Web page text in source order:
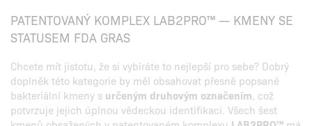
PATENTOVANÝ KOMPLEX LAB2PRO™ — KMENY SE
STATUSEM FDA GRAS
Chcete mít jistotu, že si vybíráte to nejlepší pro sebe? Dobrý
doplněk této kategorie by měl obsahovat přesně popsané
bakteriální kmeny s určeným druhovým označením, což
potvrzuje jejich úplnou vědeckou identifikaci. Všech šest